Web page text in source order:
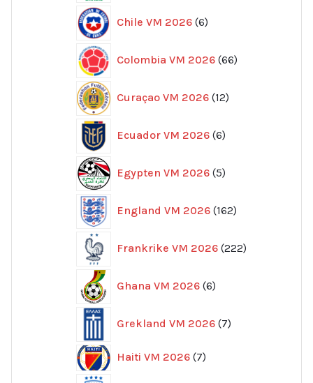
Chile VM 2026 6
produkter
Colombia VM 2026 66
produkter
Curaçao VM 2026 12
produkter
Ecuador VM 2026 6
produkter
Egypten VM 2026 5
produkter
England VM 2026 162
produkter
Frankrike VM 2026 222
produkter
Ghana VM 2026 6
produkter
Grekland VM 2026 7
produkter
Haiti VM 2026 77